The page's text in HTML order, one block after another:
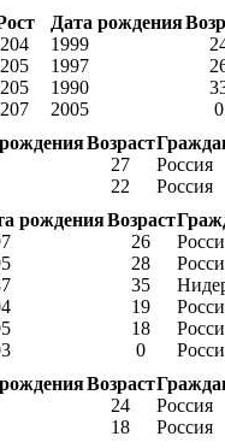
Дата рождения
204 1999
205 1997
205 1990
207 2005
0
Возраст
27
Россия
22
Россия
рожденияВозраст
26
28
35
19
18
0
Возраст
24
Россия
18
Россия